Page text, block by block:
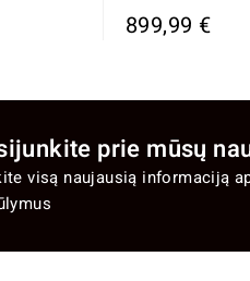
899,99 €
prie mūsų
visą naujausią informaciją